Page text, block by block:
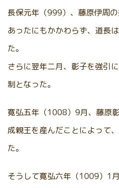
長保元年（999）、藤原伊周
あったにもかかわらず、道長
た。
さらに翌年二月、彰子を強引
制となった。
寛弘五年（1008）9月、藤原
成親王を産んだことによって
た。
そうして寛弘六年（1009）1